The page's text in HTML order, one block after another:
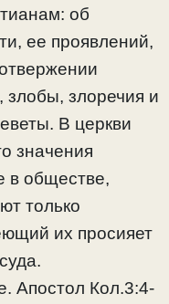
об
ее проявлений,
злобы, злоречия и
В церкви
значения
в обществе,
только
их просияет
Апостол Кол.3:4-